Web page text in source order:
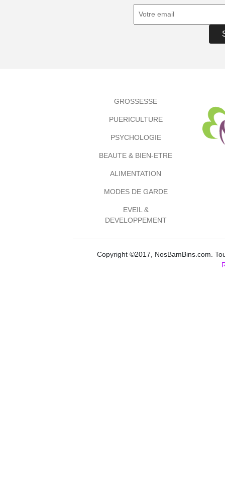
GROSSESSE
PUERICULTURE
PSYCHOLOGIE
BEAUTE & BIEN-ETRE
ALIMENTATION
MODES DE GARDE
EVEIL &
DEVELOPPEMENT
Copyright ©2017, NosBamBins.com.